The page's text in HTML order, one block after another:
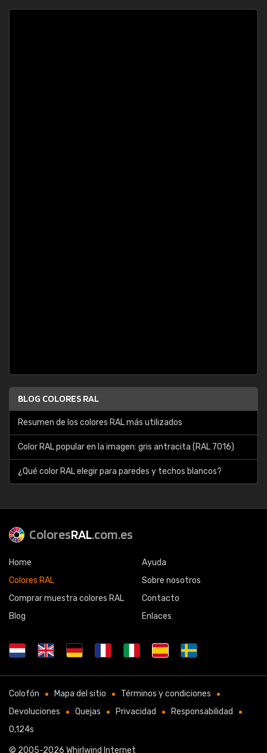
BLOG COLORES RAL
Resumen de los colores RAL más utilizados
Color RAL popular en la imagen: gris antracita (RAL 7016)
¿Qué color RAL elegir para paredes y techos blancos?
ColoresRAL.com.es
Home
Colores RAL
Comprar muestra colores RAL
Blog
Ayuda
Sobre nosotros
Contacto
Enlaces
Colofón Mapa del sitio
Términos y condiciones
Devoluciones
Quejas Privacidad
Responsabilidad
0,124s
© 2005-2026 Whirlwind Internet